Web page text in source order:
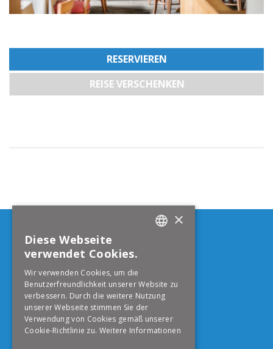
RESERVIEREN
REISE VERSCHENKEN
Born Reisen AG
Aarauerstrasse 114
4600 Olten
Telefon+41 62 296 12 61
info@born-reisen.ch
Folge uns auf Facebook
×
Diese Webseite
verwendet Cookies.
Wir verwenden Cookies, um die
Benutzerfreundlichkeit unserer Website zu
verbessern. Durch die weitere Nutzung
unserer Webseite stimmen Sie der
Verwendung von Cookies gemäß unserer
Cookie-Richtlinie zu. Weitere Informationen